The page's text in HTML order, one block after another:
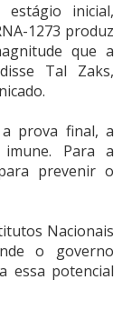
inicial,
1273 produz
que a
Tal Zaks,
prova final, a
imune. Para a
prevenir o
Nacionais
o governo
essa potencial